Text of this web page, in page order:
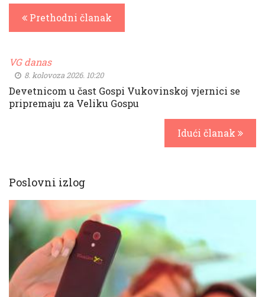
Prethodni članak
VG danas
8. kolovoza 2026. 10:20
Devetnicom u čast Gospi Vukovinskoj vjernici se
pripremaju za Veliku Gospu
Idući članak
Poslovni izlog